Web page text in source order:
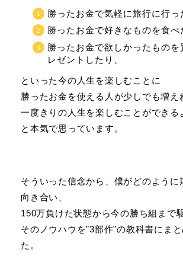
勝ったお金で気軽に旅行に行っ
勝ったお金で好きなものを食べ
勝ったお金で欲しかったもの
レゼントしたり、
といった今の人生を楽しむことに
勝ったお金を使える人が少しでも増え
一度きりの人生を楽しむことができる
と本気で思っています。
そういった信念から、僕がどのように
向き合い、
150万負けた状態から今の勝ち組まで
そのノウハウを”3部作”の教科書にま
た。